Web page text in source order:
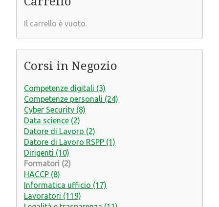
Il carrello è vuoto.
Corsi in Negozio
Competenze digitali (3)
Competenze personali (24)
Cyber Security (8)
Data science (2)
Datore di Lavoro (2)
Datore di Lavoro RSPP (1)
Dirigenti (10)
Formatori (2)
HACCP (8)
Informatica ufficio (17)
Lavoratori (119)